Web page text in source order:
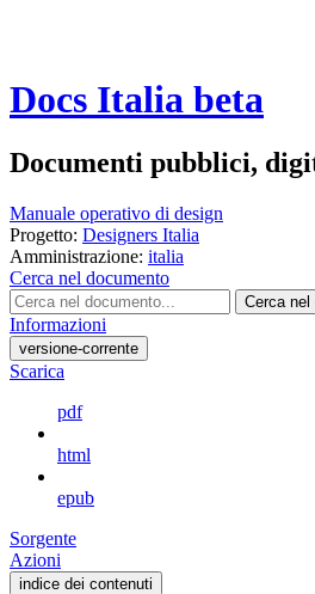
Docs Italia beta
Documenti pubblici,
Manuale operativo di design
Progetto: Designers Italia
Amministrazione: italia
Cerca nel documento
Cerca nel
Informazioni
versione-corrente
Scarica
pdf
html
epub
Sorgente
Azioni
indice dei contenuti